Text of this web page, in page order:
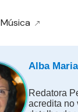
Música
Alba
Redatora
acredita no